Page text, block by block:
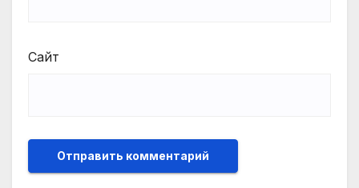
Сайт